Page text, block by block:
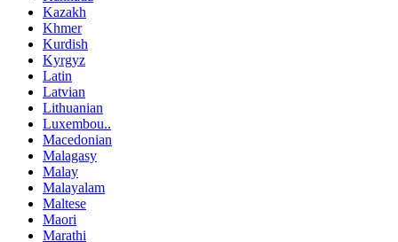
Kazakh
Khmer
Kurdish
Kyrgyz
Latin
Latvian
Lithuanian
Luxembou..
Macedonian
Malagasy
Malay
Malayalam
Maltese
Maori
Marathi